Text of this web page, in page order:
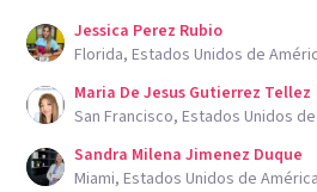
Jessica Perez Rubio
Florida, Estados Unidos de
Maria De Jesus Gutierrez Tellez
San Francisco, Estados Unidos
Sandra Milena Jimenez Duque
Miami, Estados Unidos de América